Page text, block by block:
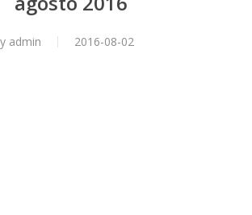
admin 2016-08-02